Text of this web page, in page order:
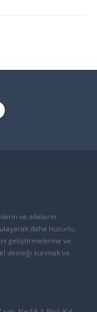
ve ailelerin
daha huzurlu,
geliştirmelerine ve
desteği sunmak ve